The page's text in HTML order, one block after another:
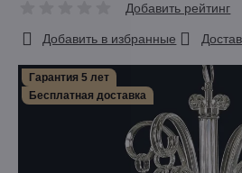
Гарантия 5 лет
Бесплатная доставка
Добавить рейтинг
Добавить в избранные